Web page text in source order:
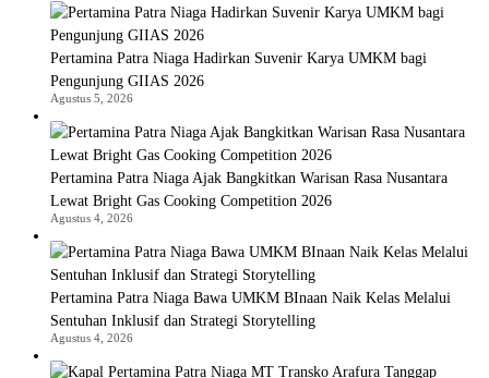
Pertamina Patra Niaga Hadirkan Suvenir Karya UMKM bagi
Pengunjung GIIAS 2026
Agustus 5, 2026
Pertamina Patra Niaga Ajak Bangkitkan Warisan Rasa Nusantara
Lewat Bright Gas Cooking Competition 2026
Agustus 4, 2026
Pertamina Patra Niaga Bawa UMKM BInaan Naik Kelas Melalui
Sentuhan Inklusif dan Strategi Storytelling
Agustus 4, 2026